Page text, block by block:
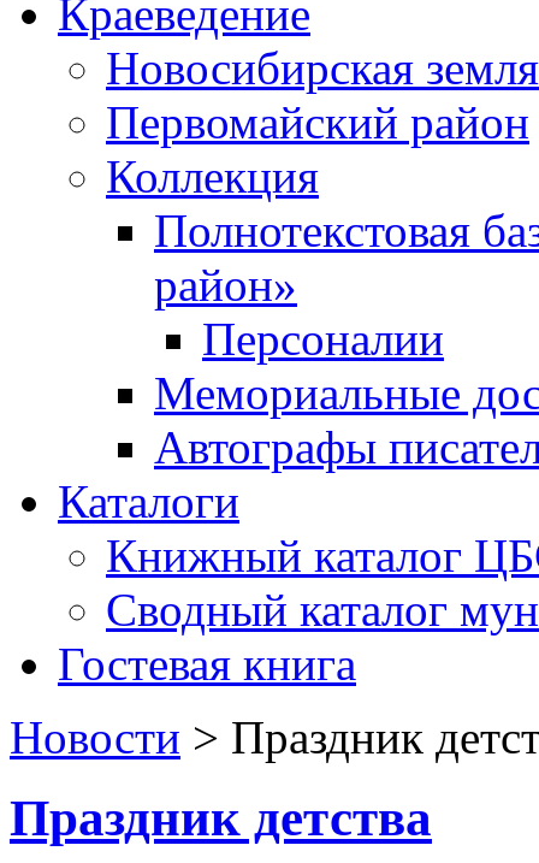
Краеведение
Новосибирская земля
Первомайский район
Коллекция
Полнотекстовая
район»
Персоналии
Мемориальные
Автографы
Каталоги
Книжный каталог
Сводный каталог
Гостевая книга
Новости > Праздник
Праздник детства